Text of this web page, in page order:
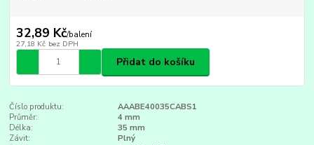
32,89 Kč/balení
27,18 Kč bez DPH
Přidat do košíku
Číslo produktu:
AAABE40035CABS1
Průměr:
4 mm
Délka:
35 mm
Závit:
Plný